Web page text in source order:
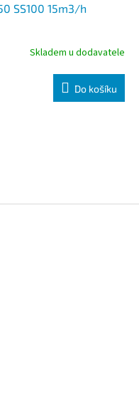
SS100 15m3/h
Skladem u dodavatele
Do košíku